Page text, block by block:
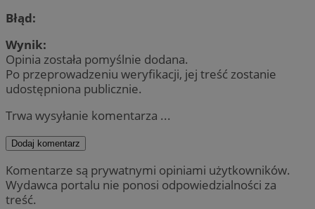
Błąd:
Wynik:
Opinia została pomyślnie dodana.
Po przeprowadzeniu weryfikacji, jej treść zostanie
udostępniona publicznie.
Trwa wysyłanie komentarza ...
Dodaj komentarz
Komentarze są prywatnymi opiniami użytkowników.
Wydawca portalu nie ponosi odpowiedzialności za
treść.